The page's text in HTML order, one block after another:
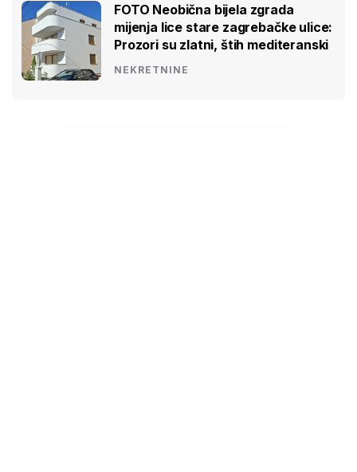
FOTO Neobična bijela zgrada
mijenja lice stare zagrebačke ulice:
Prozori su zlatni, štih mediteranski
NEKRETNINE